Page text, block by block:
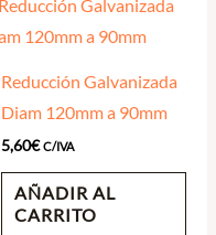
Reducción Galvanizada
Diam 120mm a 90mm
5,60€ C/IVA
AÑADIR AL
CARRITO